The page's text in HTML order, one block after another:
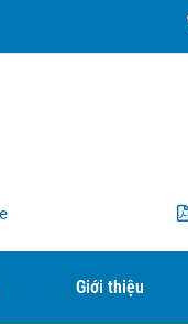
Giới thiệu